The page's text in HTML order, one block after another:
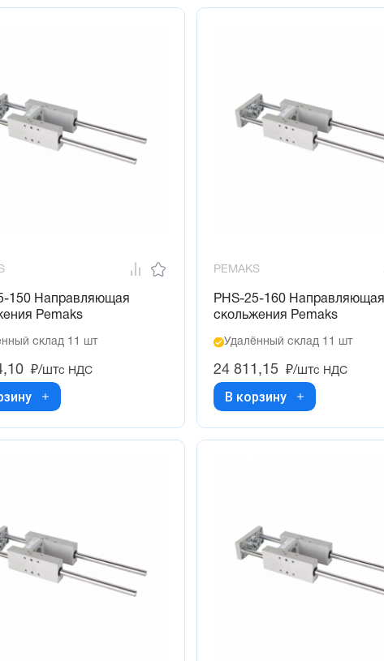
150 Направляющая
Pemaks
склад 11 шт
₽/штс НДС
PEMAKS
PHS-25-160 Направляющая
скольжения Pemaks
Удалённый склад 11 шт
24 811,15 ₽/штс НДС
В корзину